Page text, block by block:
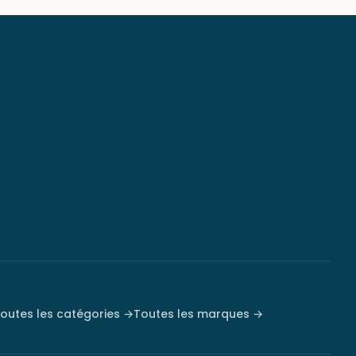
les catégories →Toutes les marques →